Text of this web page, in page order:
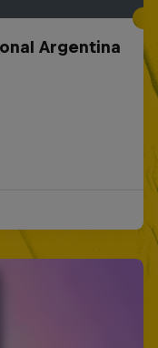
Argentina